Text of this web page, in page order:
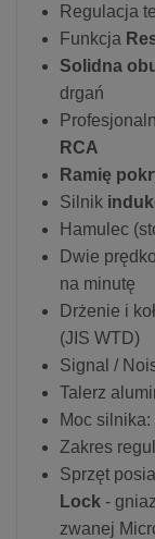
Regulacja
Funkcja
Solidna
drgań
RCA
Ramię
Silnik
Hamulec
Dwie
na minutę
Drżenie i
(JIS WTD)
Signal /
Talerz
Moc silnika:
Zakres
Sprzęt
Lock -
zwanej